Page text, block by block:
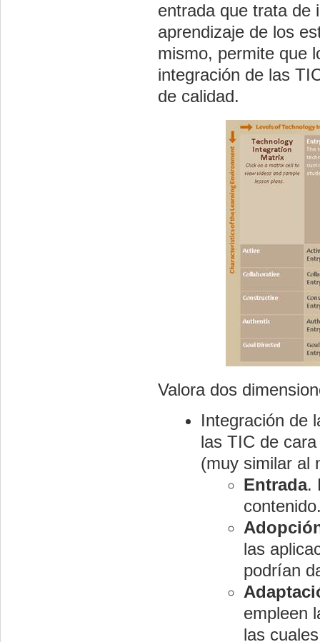
entrada que trata de
aprendizaje de los
mismo, permite que
integración de las
de calidad.
Valora dos
Integración de
las TIC de
(muy similar al
Entrada.
las
podrían
empleen
las